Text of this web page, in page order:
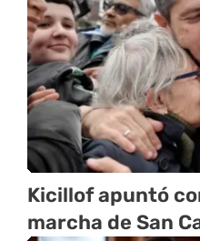
Kicillof apuntó
marcha de San